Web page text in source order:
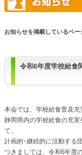
お知らせを掲載しているペー
令和6年度学校給食
本会では、学校給食普及充
静岡県内の学校給食の充
て、
計画的･継続的に活動する
つきましては、令和6年度